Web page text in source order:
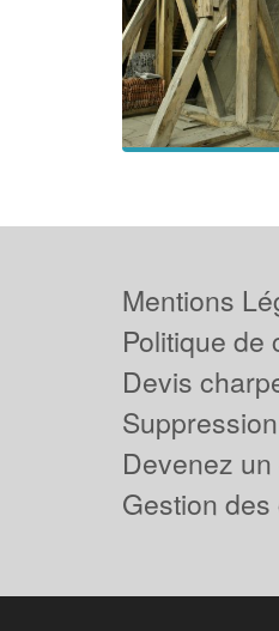
Mentions
Politique de
Devis
Devenez
Gestion